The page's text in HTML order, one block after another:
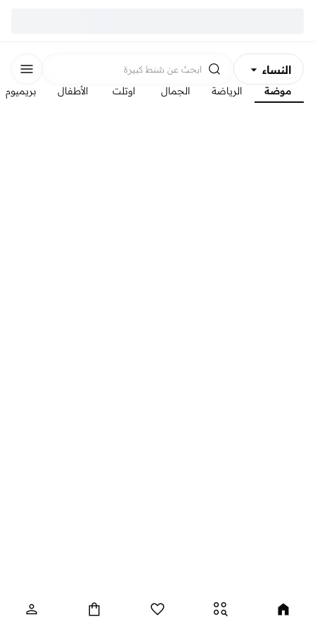
النساء
الرجال
ابحث عن شنط كبيرة
موضة الرياضة الجمال اوتلت الأطفال بريميوم